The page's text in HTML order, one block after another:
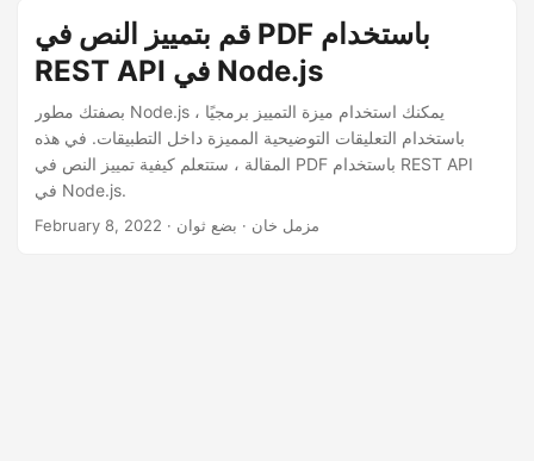
قم بتمييز النص في PDF باستخدام
REST API في Node.js
بصفتك مطور Node.js ، يمكنك استخدام ميزة التمييز برمجيًا
باستخدام التعليقات التوضيحية المميزة داخل التطبيقات. في هذه
المقالة ، ستتعلم كيفية تمييز النص في PDF باستخدام REST API
في Node.js.
February 8, 2022 · مزمل خان · بضع ثوان